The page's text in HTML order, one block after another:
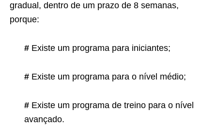
gradual, dentro de um prazo de 8 semanas,
porque:
# Existe um programa para iniciantes;
# Existe um programa para o nível médio;
# Existe um programa de treino para o nível
avançado.